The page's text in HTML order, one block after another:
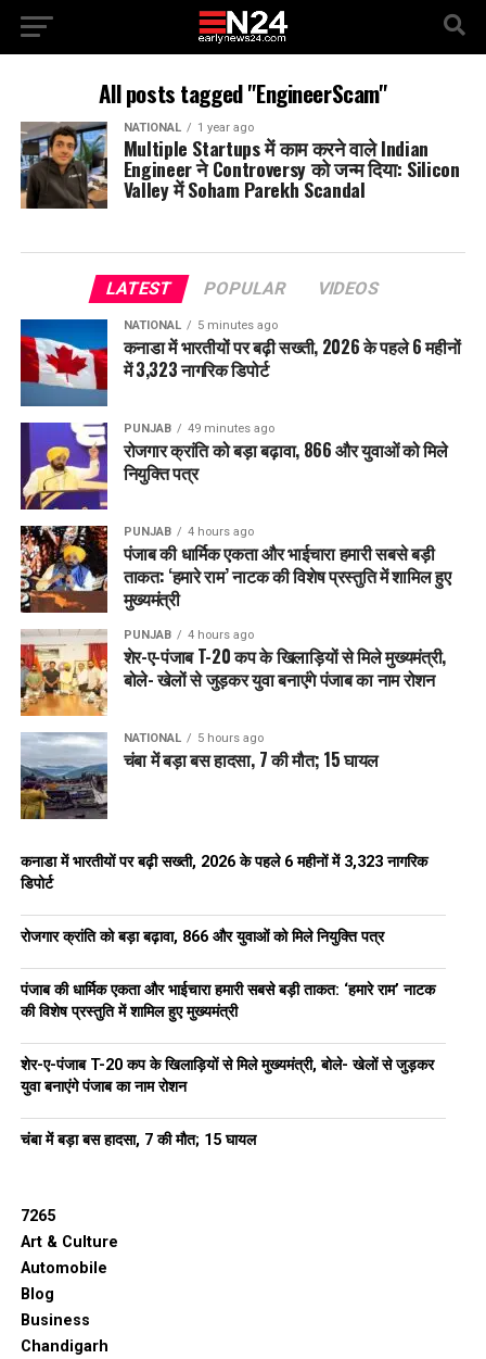
All posts tagged "EngineerScam"
NATIONAL 1 year ago
Multiple Startups में काम करने वाले Indian
Engineer ने Controversy को जन्म दिया: Silicon
Valley में Soham Parekh Scandal
LATEST POPULAR VIDEOS
NATIONAL 5 minutes ago
कनाडा में भारतीयों पर बढ़ी सख्ती, 2026 के पहले 6 महीनों
में 3,323 नागरिक डिपोर्ट
PUNJAB 49 minutes ago
रोजगार क्रांति को बड़ा बढ़ावा, 866 और युवाओं को मिले
नियुक्ति पत्र
PUNJAB 4 hours ago
पंजाब की धार्मिक एकता और भाईचारा हमारी सबसे बड़ी
ताकत: ‘हमारे राम’ नाटक की विशेष प्रस्तुति में शामिल हुए
मुख्यमंत्री
PUNJAB 4 hours ago
शेर-ए-पंजाब T-20 कप के खिलाड़ियों से मिले मुख्यमंत्री,
बोले- खेलों से जुड़कर युवा बनाएंगे पंजाब का नाम रोशन
NATIONAL 5 hours ago
चंबा में बड़ा बस हादसा, 7 की मौत; 15 घायल
कनाडा में भारतीयों पर बढ़ी सख्ती, 2026 के पहले 6 महीनों में 3,323 नागरिक
डिपोर्ट
रोजगार क्रांति को बड़ा बढ़ावा, 866 और युवाओं को मिले नियुक्ति पत्र
पंजाब की धार्मिक एकता और भाईचारा हमारी सबसे बड़ी ताकत: ‘हमारे राम’ नाटक
की विशेष प्रस्तुति में शामिल हुए मुख्यमंत्री
शेर-ए-पंजाब T-20 कप के खिलाड़ियों से मिले मुख्यमंत्री, बोले- खेलों से जुड़कर
युवा बनाएंगे पंजाब का नाम रोशन
चंबा में बड़ा बस हादसा, 7 की मौत; 15 घायल
7265
Art & Culture
Automobile
Blog
Business
Chandigarh